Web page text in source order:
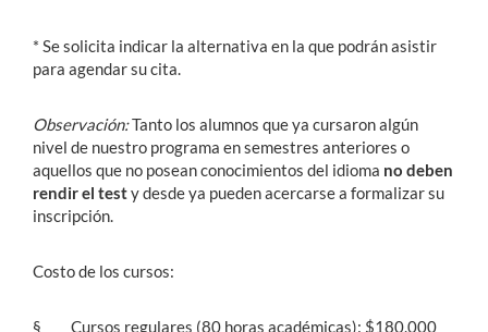
* Se solicita indicar la alternativa en la que podrán asistir
para agendar su cita.
Observación:Tanto los alumnos que ya cursaron algún
nivel de nuestro programa en semestres anteriores o
aquellos que no posean conocimientos del idioma no deben
rendir el testy desde ya pueden acercarse a formalizar su
inscripción.
Costo de los cursos:
§ Cursos regulares (80 horas académicas): $180.000